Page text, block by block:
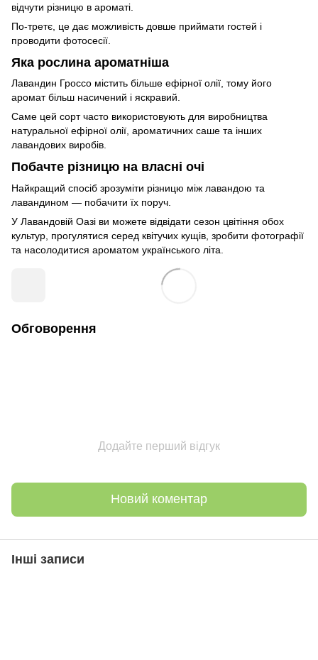
відчути різницю в ароматі.
По-третє, це дає можливість довше приймати гостей і
проводити фотосесії.
Яка рослина ароматніша
Лавандин Гроссо містить більше ефірної олії, тому його
аромат більш насичений і яскравий.
Саме цей сорт часто використовують для виробництва
натуральної ефірної олії, ароматичних саше та інших
лавандових виробів.
Побачте різницю на власні очі
Найкращий спосіб зрозуміти різницю між лавандою та
лавандином — побачити їх поруч.
У Лавандовій Оазі ви можете відвідати сезон цвітіння обох
культур, прогулятися серед квітучих кущів, зробити фотографії
та насолодитися ароматом українського літа.
Обговорення
Додайте перший відгук
Новий коментар
Інші записи